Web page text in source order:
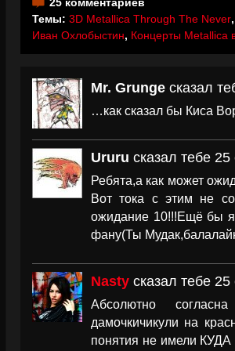
Темы: 3D Metallica Through The Never,
Иван Охлобыстин, Концерты Metallica
Mr. Grunge сказал
…как сказал бы Киса
Ururu сказал тебе
Ребята,а как может
Вот тока с этим не
ожидание 10!!!Ещё бы я
фану(Ты
Nasty сказал тебе
Абсолютно
дамочкичикули на
понятия не имели КУДА